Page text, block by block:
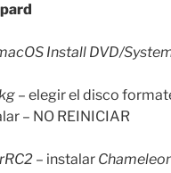
Install DVD/
– elegir el disco
– NO REINICIAR
– instalar